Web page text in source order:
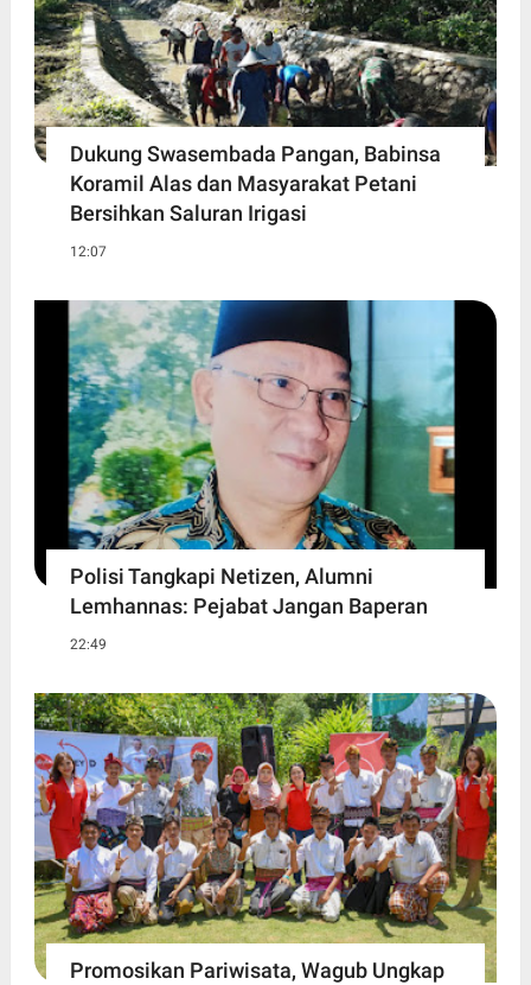
Dukung Swasembada Pangan, Babinsa
Koramil Alas dan Masyarakat Petani
Bersihkan Saluran Irigasi
12:07
Polisi Tangkapi Netizen, Alumni
Lemhannas: Pejabat Jangan Baperan
22:49
Promosikan Pariwisata, Wagub Ungkap